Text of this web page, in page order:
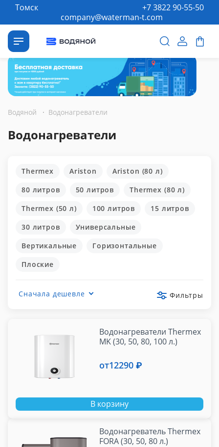
Томск
company@waterman-t.com
+7 3822 90-55-50
Водяной · Водонагреватели
Водонагреватели
Thermex Ariston
Ariston (80 л)
80 литров
50 литров
Thermex (80 л)
Thermex (50 л)
100 литров
15 литров
30 литров
Универсальные
Вертикальные
Горизонтальные
Плоские
Сначала дешевле Фильтры
Водонагреватели Thermex
MK (30, 50, 80, 100 л.)
от12290 ₽
В корзину
Водонагреватель Thermex
FORA (30, 50, 80 л.)